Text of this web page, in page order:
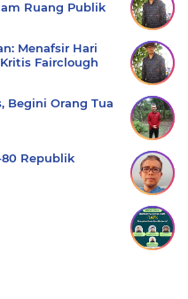
Ruang Publik
Menafsir Hari
Fairclough
Begini Orang Tua
80 Republik